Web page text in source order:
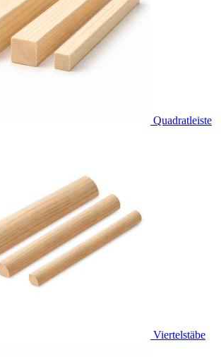
Quadratleiste
Viertelstäbe